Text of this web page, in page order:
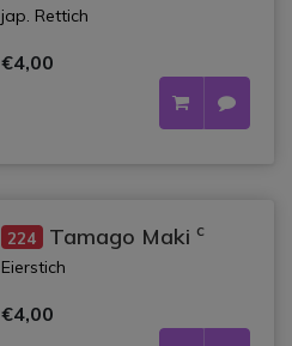
jap. Rettich
€4,00
224 Tamago Maki c
Eierstich
€4,00